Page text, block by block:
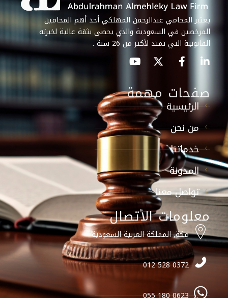
يعتبر المحامي عبدالرحمن المهلكي أحد أهم المحامين
المرخصين في السعودية والذي يحضى بثقة عالية لخبرته
القانونية التي تمتد لأكثر من 26 سنة .
صفحات مهمة
الرئيسية
من نحن
خدماتنا
المدونة
تواصل معنا
معلومات الأتصال
مكة, المملكة العربية السعودية
0372 528 012